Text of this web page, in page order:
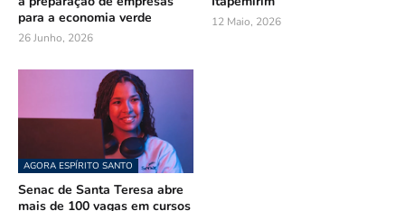
para a economia verde
26 Junho, 2026
12 Maio, 2026
AGORA ESPÍRITO SANTO
Senac de Santa Teresa abre
mais de 100 vagas em cursos